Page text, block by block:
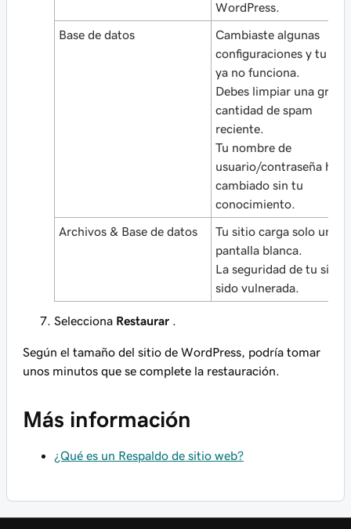
WordPress.
Base de datos
Cambiaste algunas
configuraciones y tu
ya no funciona.
Debes limpiar una gran
cantidad de spam
reciente.
Tu nombre de
usuario/contraseña ha
cambiado sin tu
conocimiento.
Archivos & Base de datos
Tu sitio carga solo una
pantalla blanca.
La seguridad de tu sitio
sido vulnerada.
Selecciona Restaurar
Según el tamaño del sitio de WordPress, podría tomar
unos minutos que se complete la restauración.
Más información
¿Qué es un Respaldo de sitio web?